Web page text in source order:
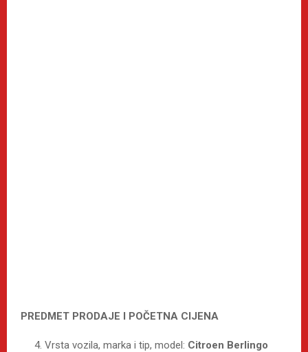
PREDMET PRODAJE I POČETNA CIJENA
Vrsta vozila, marka i tip, model: Citroen Berlingo